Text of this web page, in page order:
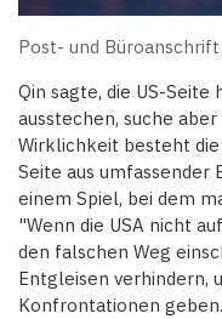
Post- und
Qin sagte, die US-
ausstechen, suche
Wirklichkeit besteht
Seite aus umfassender
einem Spiel, bei dem
"Wenn die USA nicht
den falschen Weg
Entgleisen verhindern,
Konfrontationen